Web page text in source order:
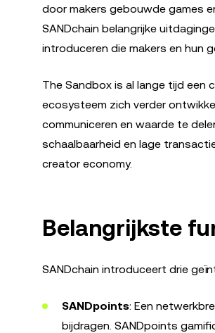
door makers gebouwde games
SANDchain belangrijke
introduceren die makers en hun
The Sandbox is al lange tijd een
ecosysteem zich verder
communiceren en waarde te
schaalbaarheid en lage
creator economy.
Belangrijkste
SANDchain introduceert drie
SANDpoints: Een
bijdragen. SANDpoints